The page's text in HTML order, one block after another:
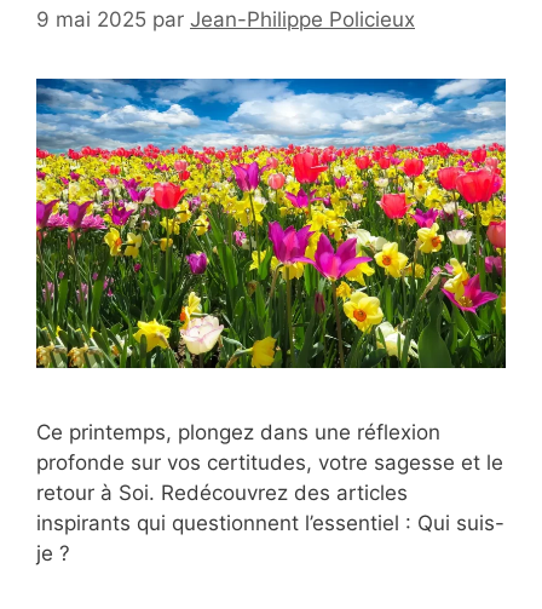
9 mai 2025 par Jean-Philippe Policieux
Ce printemps, plongez dans une réflexion
profonde sur vos certitudes, votre sagesse et le
retour à Soi. Redécouvrez des articles
inspirants qui questionnent l’essentiel : Qui suis-
je ?